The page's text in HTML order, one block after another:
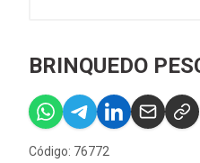
BRINQUEDO
Código: 76772